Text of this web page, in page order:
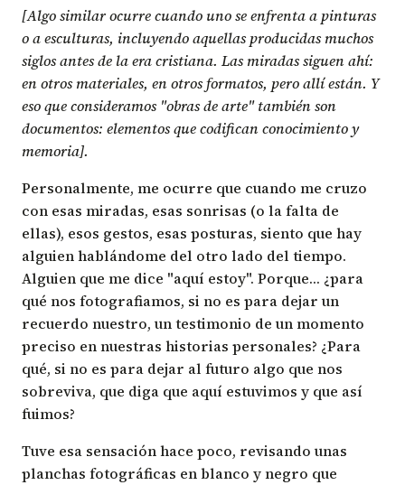
[Algo similar ocurre cuando uno se enfrenta a pinturas
o a esculturas, incluyendo aquellas producidas muchos
siglos antes de la era cristiana. Las miradas siguen ahí:
en otros materiales, en otros formatos, pero allí están. Y
eso que consideramos "obras de arte" también son
documentos: elementos que codifican conocimiento y
memoria].
Personalmente, me ocurre que cuando me cruzo
con esas miradas, esas sonrisas (o la falta de
ellas), esos gestos, esas posturas, siento que hay
alguien hablándome del otro lado del tiempo.
Alguien que me dice "aquí estoy". Porque… ¿para
qué nos fotografiamos, si no es para dejar un
recuerdo nuestro, un testimonio de un momento
preciso en nuestras historias personales? ¿Para
qué, si no es para dejar al futuro algo que nos
sobreviva, que diga que aquí estuvimos y que así
fuimos?
Tuve esa sensación hace poco, revisando unas
planchas fotográficas en blanco y negro que